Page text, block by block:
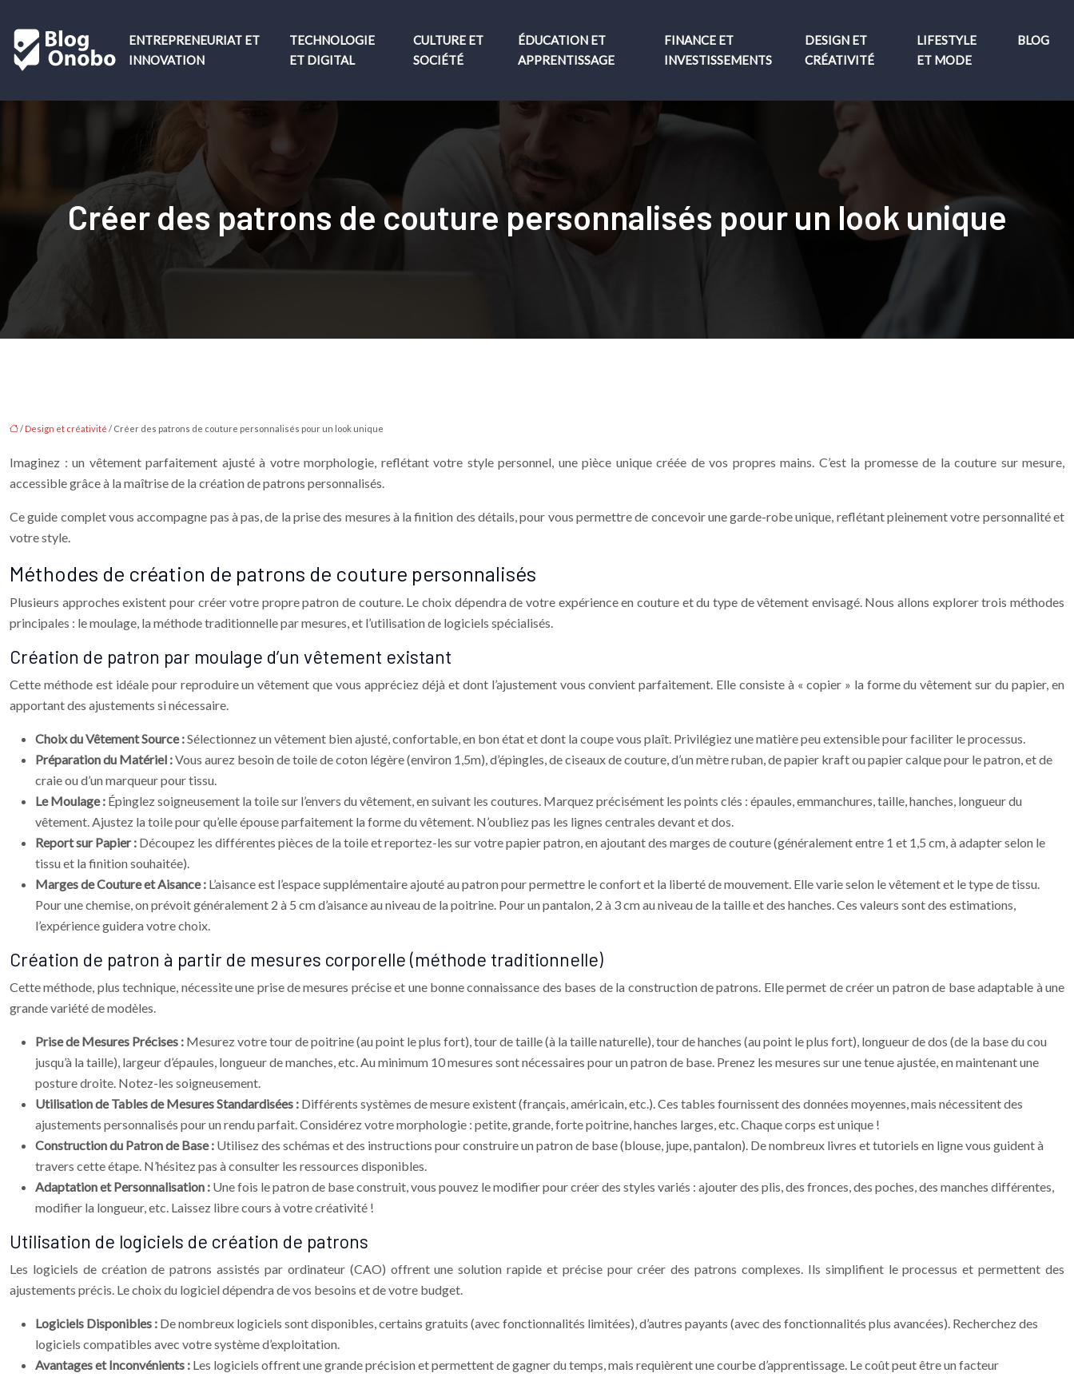
ENTREPRENEURIAT ET
INNOVATION
TECHNOLOGIE
ET DIGITAL
CULTURE ET
SOCIÉTÉ
ÉDUCATION ET
APPRENTISSAGE
FINANCE ET
INVESTISSEMENTS
DESIGN ET
CRÉATIVITÉ
LIFESTYLE
ET MODE
BLOG
Créer des patrons de couture personnalisés pour un look unique
/ Design et créativité / Créer des patrons de couture personnalisés pour un look unique
Imaginez : un vêtement parfaitement ajusté à votre morphologie, reflétant votre style personnel, une pièce unique créée de vos propres mains. C’est la promesse de la couture sur mesure,
accessible grâce à la maîtrise de la création de patrons personnalisés.
Ce guide complet vous accompagne pas à pas, de la prise des mesures à la finition des détails, pour vous permettre de concevoir une garde-robe unique, reflétant pleinement votre personnalité et
votre style.
Méthodes de création de patrons de couture personnalisés
Plusieurs approches existent pour créer votre propre patron de couture. Le choix dépendra de votre expérience en couture et du type de vêtement envisagé. Nous allons explorer trois méthodes
principales : le moulage, la méthode traditionnelle par mesures, et l’utilisation de logiciels spécialisés.
Création de patron par moulage d’un vêtement existant
Cette méthode est idéale pour reproduire un vêtement que vous appréciez déjà et dont l’ajustement vous convient parfaitement. Elle consiste à « copier » la forme du vêtement sur du papier, en
apportant des ajustements si nécessaire.
Choix du Vêtement Source :Sélectionnez un vêtement bien ajusté, confortable, en bon état et dont la coupe vous plaît. Privilégiez une matière peu extensible pour faciliter le processus.
Préparation du Matériel :Vous aurez besoin de toile de coton légère (environ 1,5m), d’épingles, de ciseaux de couture, d’un mètre ruban, de papier kraft ou papier calque pour le patron, et de
craie ou d’un marqueur pour tissu.
Le Moulage : Épinglez soigneusement la toile sur l’envers du vêtement, en suivant les coutures. Marquez précisément les points clés : épaules, emmanchures, taille, hanches, longueur du
vêtement. Ajustez la toile pour qu’elle épouse parfaitement la forme du vêtement. N’oubliez pas les lignes centrales devant et dos.
Report sur Papier : Découpez les différentes pièces de la toile et reportez-les sur votre papier patron, en ajoutant des marges de couture (généralement entre 1 et 1,5 cm, à adapter selon le
tissu et la finition souhaitée).
Marges de Couture et Aisance : L’aisance est l’espace supplémentaire ajouté au patron pour permettre le confort et la liberté de mouvement. Elle varie selon le vêtement et le type de tissu.
Pour une chemise, on prévoit généralement 2 à 5 cm d’aisance au niveau de la poitrine. Pour un pantalon, 2 à 3 cm au niveau de la taille et des hanches. Ces valeurs sont des estimations,
l’expérience guidera votre choix.
Création de patron à partir de mesures corporelle (méthode traditionnelle)
Cette méthode, plus technique, nécessite une prise de mesures précise et une bonne connaissance des bases de la construction de patrons. Elle permet de créer un patron de base adaptable à une
grande variété de modèles.
Prise de Mesures Précises : Mesurez votre tour de poitrine (au point le plus fort), tour de taille (à la taille naturelle), tour de hanches (au point le plus fort), longueur de dos (de la base du cou
jusqu’à la taille), largeur d’épaules, longueur de manches, etc. Au minimum 10 mesures sont nécessaires pour un patron de base. Prenez les mesures sur une tenue ajustée, en maintenant une
posture droite. Notez-les soigneusement.
Utilisation de Tables de Mesures Standardisées : Différents systèmes de mesure existent (français, américain, etc.). Ces tables fournissent des données moyennes, mais nécessitent des
ajustements personnalisés pour un rendu parfait. Considérez votre morphologie : petite, grande, forte poitrine, hanches larges, etc. Chaque corps est unique !
Construction du Patron de Base : Utilisez des schémas et des instructions pour construire un patron de base (blouse, jupe, pantalon). De nombreux livres et tutoriels en ligne vous guident à
travers cette étape. N’hésitez pas à consulter les ressources disponibles.
Adaptation et Personnalisation : Une fois le patron de base construit, vous pouvez le modifier pour créer des styles variés : ajouter des plis, des fronces, des poches, des manches différentes,
modifier la longueur, etc. Laissez libre cours à votre créativité !
Utilisation de logiciels de création de patrons
Les logiciels de création de patrons assistés par ordinateur (CAO) offrent une solution rapide et précise pour créer des patrons complexes. Ils simplifient le processus et permettent des
ajustements précis. Le choix du logiciel dépendra de vos besoins et de votre budget.
Logiciels Disponibles : De nombreux logiciels sont disponibles, certains gratuits (avec fonctionnalités limitées), d’autres payants (avec des fonctionnalités plus avancées). Recherchez des
logiciels compatibles avec votre système d’exploitation.
Avantages et Inconvénients : Les logiciels offrent une grande précision et permettent de gagner du temps, mais requièrent une courbe d’apprentissage. Le coût peut être un facteur